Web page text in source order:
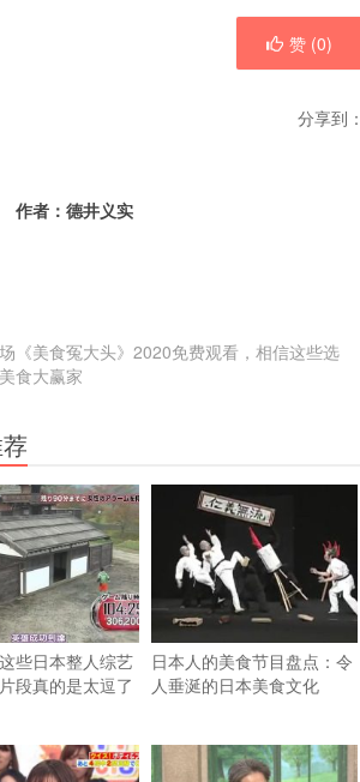
赞 (0)
分享到：
作者： 德井义实
《美食冤大头》2020免费观看，相信这些选
食大赢家
些日本整人综艺
段真的是太逗了
日本人的美食节目盘点：令
人垂涎的日本美食文化